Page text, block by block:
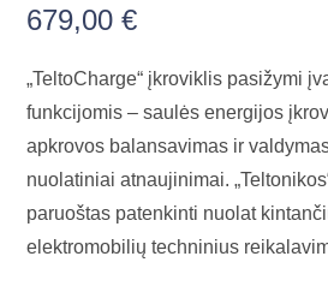
679,00€
„TeltoCharge“ įkroviklis pasižymi
funkcijomis – saulės energijos
apkrovos balansavimas ir
nuolatiniai atnaujinimai.
paruoštas patenkinti nuolat
elektromobilių techninius